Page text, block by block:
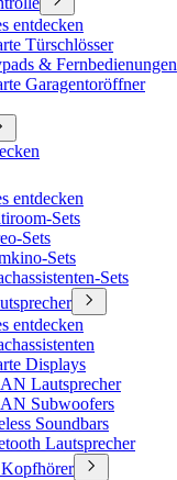
entdecken
Türschlösser
& Fernbedienungen
Garagentoröffner
entdecken
Sets
Sets
Sets
Sets
entdecken
Displays
Lautsprecher
Subwoofers
Soundbars
Lautsprecher